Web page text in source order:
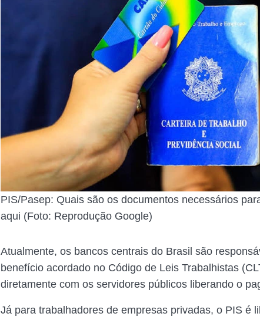
PIS/Pasep: Quais são os documentos necessários
aqui (Foto: Reprodução Google)
Atualmente, os bancos centrais do Brasil são
benefício acordado no Código de Leis Trabalhistas
diretamente com os servidores públicos liberando o
Já para trabalhadores de empresas privadas, o PIS é